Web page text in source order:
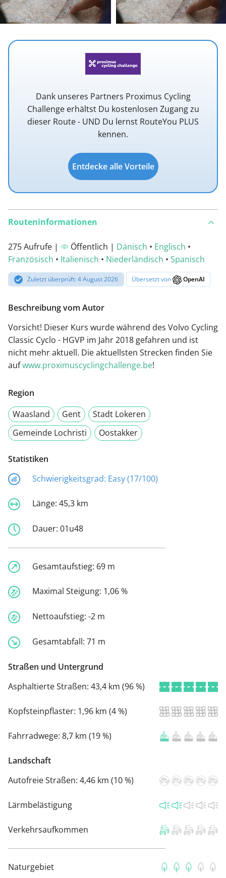
Dank unseres Partners Proximus Cycling
Challenge erhältst Du kostenlosen Zugang zu
dieser Route - UND Du lernst RouteYou PLUS
kennen.
Entdecke alle Vorteile
Routeninformationen
275 Aufrufe | Öffentlich | Dänisch • Englisch •
Französisch • Italienisch • Niederländisch • Spanisch
Zuletzt überprüft: 4 August 2026 Übersetzt von OpenAI
Beschreibung vom Autor
Vorsicht! Dieser Kurs wurde während des Volvo Cycling
Classic Cyclo - HGVP im Jahr 2018 gefahren und ist
nicht mehr aktuell. Die aktuellsten Strecken finden Sie
aufwww.proximuscyclingchallenge.be!
Region
Waasland
Gent
Stadt Lokeren
Gemeinde Lochristi
Oostakker
Statistiken
Schwierigkeitsgrad: Easy (17/100)
Länge: 45,3 km
Dauer: 01u48
Gesamtaufstieg: 69 m
Maximal Steigung: 1,06 %
Nettoaufstieg: -2 m
Gesamtabfall: 71 m
Straßen und Untergrund
Asphaltierte Straßen: 43,4 km (96 %)
Kopfsteinpflaster: 1,96 km (4 %)
Fahrradwege: 8,7 km (19 %)
Landschaft
Autofreie Straßen: 4,46 km (10 %)
Lärmbelästigung
Verkehrsaufkommen
Naturgebiet